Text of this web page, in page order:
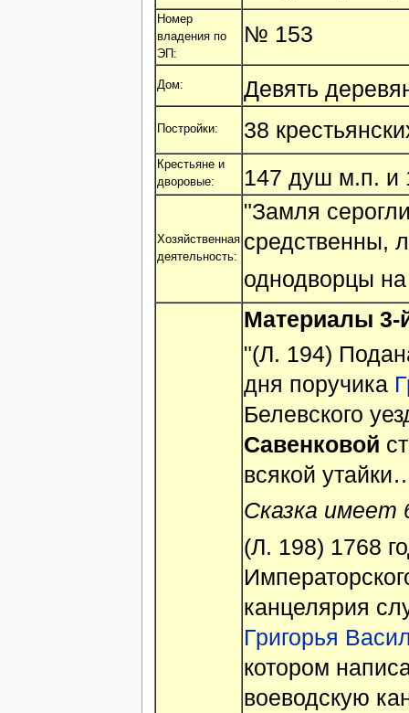
Номер
владения по
ЭП:
№ 153
Дом: Девять
Постройки: 38
Крестьяне и
дворовые:
147 душ м.п. и
Хозяйственная
деятельность:
"Замля
средственны,
однодворцы
Материалы 3-
"(Л. 194)
дня поручика
Белевского
Савенковой
всякой
Сказка
(Л. 198) 1768
канцелярия
Григорья
котором
воеводскую